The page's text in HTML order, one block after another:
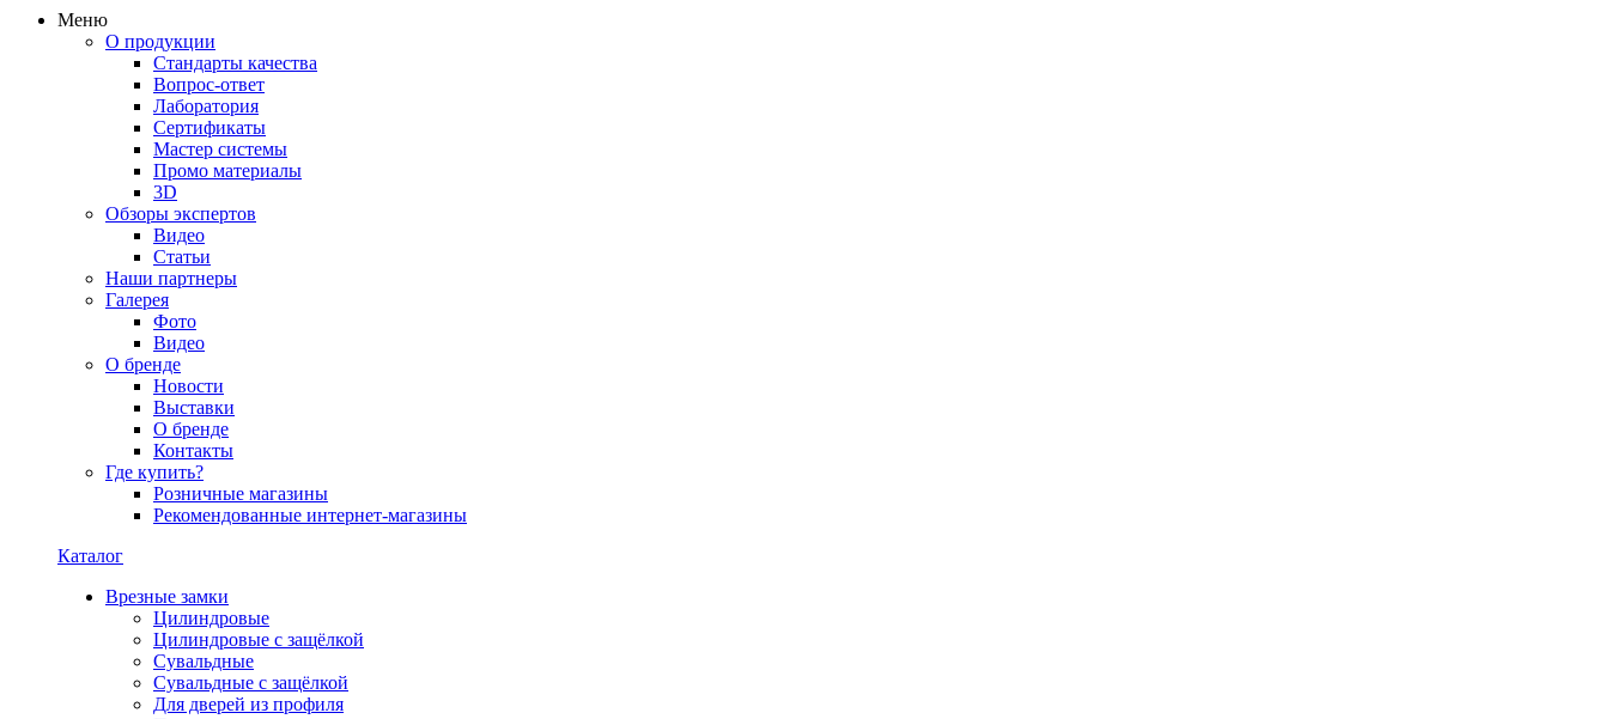
Меню
О продукции
Стандарты качества
Вопрос-ответ
Лаборатория
Сертификаты
Мастер системы
Промо материалы
3D
Обзоры экспертов
Видео
Статьи
Наши партнеры
Галерея
Фото
Видео
О бренде
Новости
Выставки
О бренде
Контакты
Где купить?
Розничные магазины
Рекомендованные интернет-магазины
Каталог
Врезные замки
Цилиндровые
Цилиндровые с защёлкой
Сувальдные
Сувальдные с защёлкой
Для дверей из профиля